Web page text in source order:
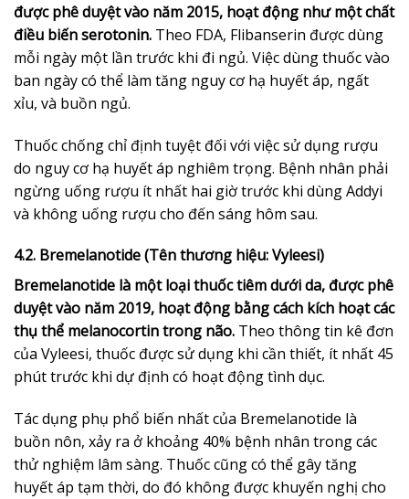
được phê duyệt vào năm 2015, hoạt động như một chất
điều biến serotonin. Theo FDA, Flibanserin được dùng
mỗi ngày một lần trước khi đi ngủ. Việc dùng thuốc vào
ban ngày có thể làm tăng nguy cơ hạ huyết áp, ngất
xỉu, và buồn ngủ.
Thuốc chống chỉ định tuyệt đối với việc sử dụng rượu
do nguy cơ hạ huyết áp nghiêm trọng. Bệnh nhân phải
ngừng uống rượu ít nhất hai giờ trước khi dùng Addyi
và không uống rượu cho đến sáng hôm sau.
4.2. Bremelanotide (Tên thương hiệu: Vyleesi)
Bremelanotide là một loại thuốc tiêm dưới da, được phê
duyệt vào năm 2019, hoạt động bằng cách kích hoạt các
thụ thể melanocortin trong não. Theo thông tin kê đơn
của Vyleesi, thuốc được sử dụng khi cần thiết, ít nhất 45
phút trước khi dự định có hoạt động tình dục.
Tác dụng phụ phổ biến nhất của Bremelanotide là
buồn nôn, xảy ra ở khoảng 40% bệnh nhân trong các
thử nghiệm lâm sàng. Thuốc cũng có thể gây tăng
huyết áp tạm thời, do đó không được khuyến nghị cho